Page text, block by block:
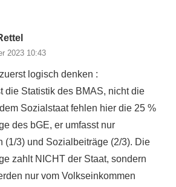
2023 10:43
logisch denken :
die Statistik des BMAS, nicht die
Sozialstaat fehlen hier die 25 %
des bGE, er umfasst nur
(1/3) und Sozialbeiträge (2/3). Die
zahlt NICHT der Staat, sondern
nur vom Volkseinkommen